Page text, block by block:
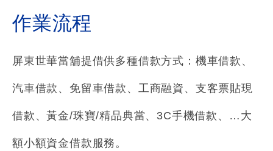
作業流程
屏東世華當舖提借供多種借款方式：機車借款、
汽車借款、免留車借款、工商融資、支客票貼現
借款、黃金/珠寶/精品典當、3C手機借款、…大
額小額資金借款服務。